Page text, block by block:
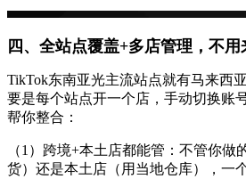
四、全站点覆盖+多店管理，不
TikTok东南亚光主流站点就有马来西
要是每个站点开一个店，手动切换账
帮你整合：
（1 ） 跨境+本土店都能管：不管你做
货）还是本土店（用当地仓库），一